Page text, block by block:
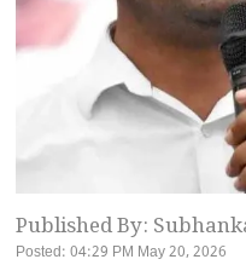
Published By:
Posted: 04:29 PM May 20, 2026